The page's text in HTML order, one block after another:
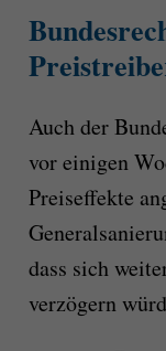
Auch der
vor einigen
Preiseffekte
dass sich
verzögern